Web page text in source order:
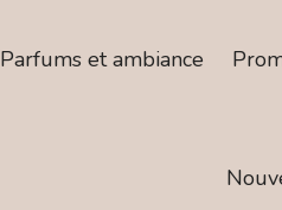
Parfums et ambiance